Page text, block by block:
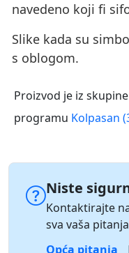
navedeno koji fi
Slike kada su
s oblogom.
Proizvod je iz skupine
programu Kolpasan
Niste
Kontaktirajte
sva vaša
Opća pitanja
|